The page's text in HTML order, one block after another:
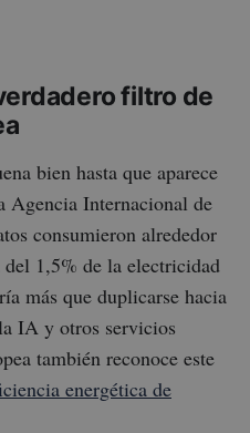
filtro de
bien hasta que aparece
Agencia Internacional de
consumieron alrededor
1,5% de la electricidad
más que duplicarse hacia
IA y otros servicios
también reconoce este
energética de